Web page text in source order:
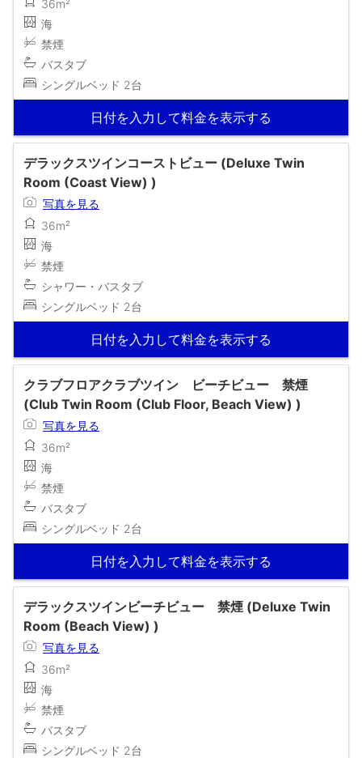
36m²
海
禁煙
バスタブ
シングルベッド 2台
日付を入力して料金を表示する
デラックスツインコーストビュー (Deluxe Twin
Room (Coast View) )
写真を見る
36m²
海
禁煙
シャワー・バスタブ
シングルベッド 2台
日付を入力して料金を表示する
クラブフロアクラブツイン ビーチビュー 禁煙
(Club Twin Room (Club Floor, Beach View) )
写真を見る
36m²
海
禁煙
バスタブ
シングルベッド 2台
日付を入力して料金を表示する
デラックスツインビーチビュー 禁煙 (Deluxe Twin
Room (Beach View) )
写真を見る
36m²
海
禁煙
バスタブ
シングルベッド 2台